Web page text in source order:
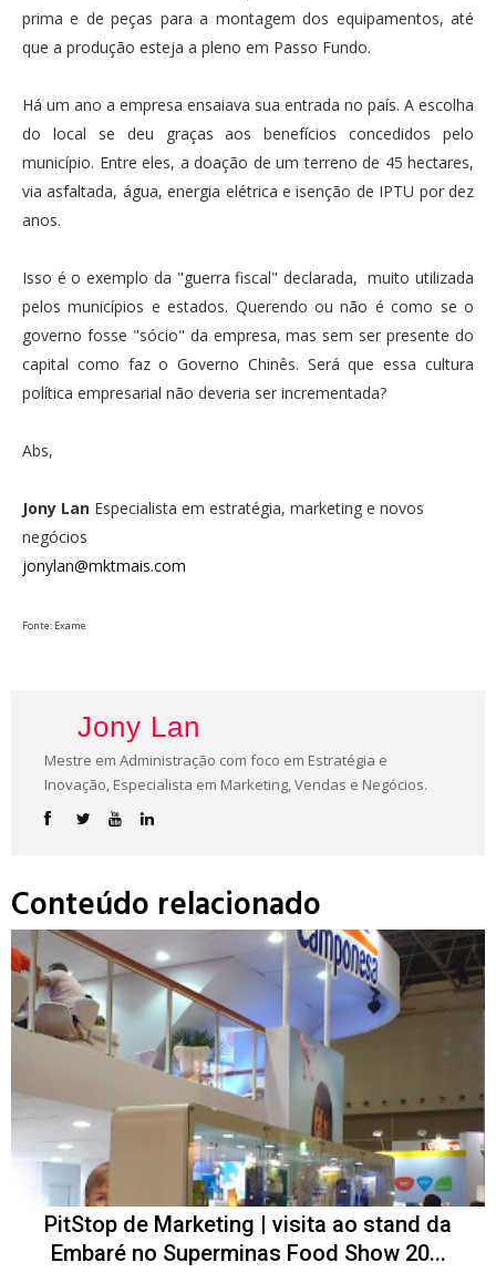
prima e de peças para a montagem dos equipamentos, até
que a produção esteja a pleno em Passo Fundo.
Há um ano a empresa ensaiava sua entrada no país. A escolha
do local se deu graças aos benefícios concedidos pelo
município. Entre eles, a doação de um terreno de 45 hectares,
via asfaltada, água, energia elétrica e isenção de IPTU por dez
anos.
Isso é o exemplo da "guerra fiscal" declarada, muito utilizada
pelos municípios e estados. Querendo ou não é como se o
governo fosse "sócio" da empresa, mas sem ser presente do
capital como faz o Governo Chinês. Será que essa cultura
política empresarial não deveria ser incrementada?
Abs,
Jony Lan Especialista em estratégia, marketing e novos
negócios
jonylan@mktmais.com
Fonte: Exame
Jony Lan
Mestre em Administração com foco em Estratégia e
Inovação, Especialista em Marketing, Vendas e Negócios.
Conteúdo relacionado
PitStop de Marketing | visita ao stand da
Embaré no Superminas Food Show 20...